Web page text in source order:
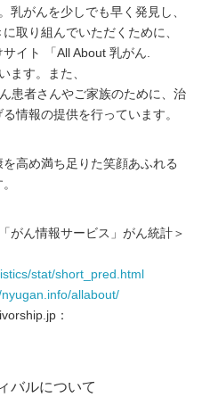
がんを少しでも早く発見し、
取り組んでいただくために、
イト 「All About 乳がん.
ます。また、
患者さんやご家族のために、治
情報の提供を行っています。
高め満ち足りた笑顔あふれる
がん情報サービス」がん統計＞
stat/short_pred.html
nyugan.info/allabout/
：
バルについて